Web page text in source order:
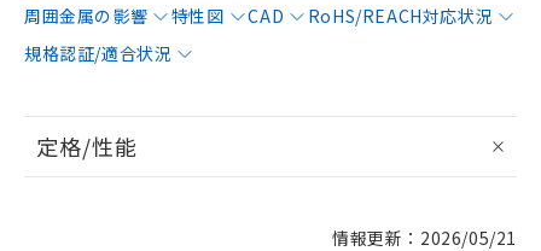
周囲金属の影響
特性図 CAD
RoHS/REACH対応状況
規格認証/適合状況
定格/性能
情報更新：2026/05/21